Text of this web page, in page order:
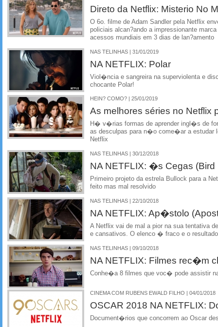
Direto da Netflix: Misterio No
O 6o. filme de Adam Sandler pela Netflix
policiais alcan?ando a impressionante
acessos mundiais em 3 dias de lan?amento
NAS TELINHAS | 31/01/2019
NA NETFLIX: Polar
Viol�ncia e sangreira na superviolenta e
chocante Polar!
HEIN? COMO? | 25/01/2019
As melhores séries no Netflix
H� v�rias formas de aprender ingl�s de
as desculpas para n�o come�ar a
Netflix
NAS TELINHAS | 30/12/2018
NA NETFLIX: �s Cegas (Bird
Primeiro projeto da estrela Bullock para a
feito mas mal resolvido
NAS TELINHAS | 22/10/2018
NA NETFLIX: Ap�stolo
A Netflix vai de mal a pior na sua tentativa
e cansativos. O elenco � fraco e o
NAS TELINHAS | 09/10/2018
NA NETFLIX: Filmes rec�m
Conhe�a 8 filmes que voc� pode assistir
CINEMA COM RUBENS EWALD FILHO | 04/01/2018
OSCAR 2018 NA NETFLIX:
Document�rios que concorrem ao Oscar